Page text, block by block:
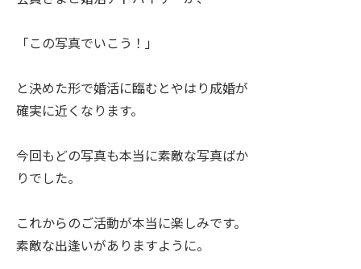
「この写真でいこう！」
と決めた形で婚活に臨むとやはり成婚が
確実に近くなります。
今回もどの写真も本当に素敵な写真ばか
りでした。
これからのご活動が本当に楽しみです。
素敵な出逢いがありますように。